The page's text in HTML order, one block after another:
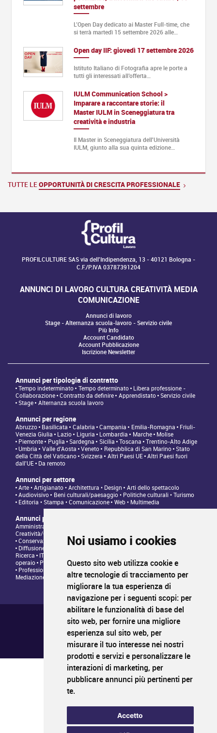
Noi usiamo i cookies
Questo sito web utilizza cookie e
altre tecnologie di tracciamento per
migliorare la tua esperienza di
navigazione per i seguenti scopi: per
abilitare le funzionalità di base del
sito web, per fornire una migliore
esperienza sul sito web, per
misurare il tuo interesse nei nostri
prodotti e servizi e personalizzare le
interazioni di marketing, per
pubblicare annunci più pertinenti per
te.
Accetto
settembre
L’Open Day dedicato ai Master Full-time, che
si terrà martedì 15 settembre 2026 alle…
Open day IIF: giovedì 17 settembre 2026
Istituto Italiano di Fotografia apre le porte a
tutti gli interessati all’offerta…
IULM Communication School >
Imparare a raccontare storie: il
Master IULM in Sceneggiatura tra
creatività e industria
Il Master in Sceneggiatura dell'Università
IULM, giunto alla sua quinta edizione…
TUTTE LEOPPORTUNITÀ DI CRESCITA PROFESSIONALE
PROFILCULTURE SAS via dell'Indipendenza, 13 - 40121 Bologna -
C.F./P.IVA 03787391204
ANNUNCI DI LAVORO CULTURA CREATIVITÀ MEDIA
COMUNICAZIONE
Annunci di lavoro
Stage - Alternanza scuola-lavoro - Servizio civile
Più Info
Account Candidato
Account Pubblicazione
Iscrizione Newsletter
Annunci per tipologia di contratto
Tempo indeterminato Tempo determinato
Libera professione -
Collaborazione
Contratto da definire Apprendistato
Servizio civile
Stage
Alternanza scuola lavoro
Annunci per regione
Abruzzo Basilicata Calabria Campania Emilia-Romagna
Friuli-
Venezia Giulia
Lazio Liguria Lombardia Marche
Molise
Piemonte
Puglia Sardegna Sicilia Toscana
Trentino-Alto Adige
Umbria
Valle d'Aosta Veneto Repubblica di San Marino
Stato
della Città del Vaticano
Svizzera Altri Paesi UE
Altri Paesi fuori
dall'UE
Da remoto
Annunci per settore
Arte • Artigianato • Architettura • Design
Arti dello spettacolo
Audiovisivo
Beni culturali/paesaggio • Politiche culturali • Turismo
Editoria • Stampa • Comunicazione Web • Multimedia
Annunci per tipologia di professione
Amministrazione • Direzione • Legale
Creatività/Grafica
Conservazione/Tutela/Valorizzazione Patrimonio Culturale
Diffusione/Distribuzione • Commerciale/Fundraising
Ricerca
IT/Programmazione web
operaio
Produzione/Programmazione • Project management
Professioni Editoriali • Giornalismo
Relazioni con il Pubblico •
Mediazione
Chi siamo ?
Condizioni generali di utilizzo
Informativa sulla privacy
Mappa del sito
FAQ pubblicazione
PROFIL CULTURA
Il primo sito di impiego nei settori della cultura